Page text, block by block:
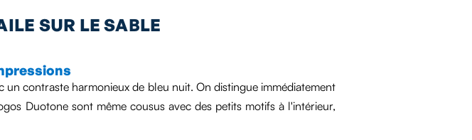
SUR LE SABLE
contraste harmonieux de bleu nuit. On distingue immédiatement
Duotone sont même cousus avec des petits motifs à l'intérieur,